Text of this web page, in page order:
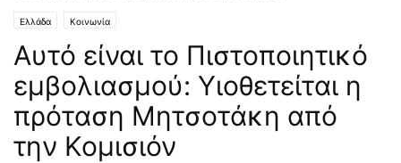
Ελλάδα Κοινωνία
Αυτό είναι το Πιστοποιητικό
εμβολιασμού: Υιοθετείται η
πρόταση Μητσοτάκη από
την Κομισιόν